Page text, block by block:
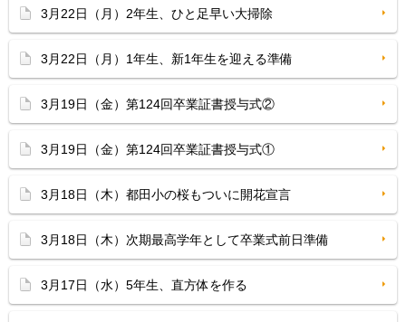
3月22日（月）2年生、ひと足早い大掃除
3月22日（月）1年生、新1年生を迎える準備
3月19日（金）第124回卒業証書授与式②
3月19日（金）第124回卒業証書授与式①
3月18日（木）都田小の桜もついに開花宣言
3月18日（木）次期最高学年として卒業式前日準備
3月17日（水）5年生、直方体を作る